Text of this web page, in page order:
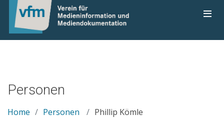
Personen
Home Personen Phillip Kömle